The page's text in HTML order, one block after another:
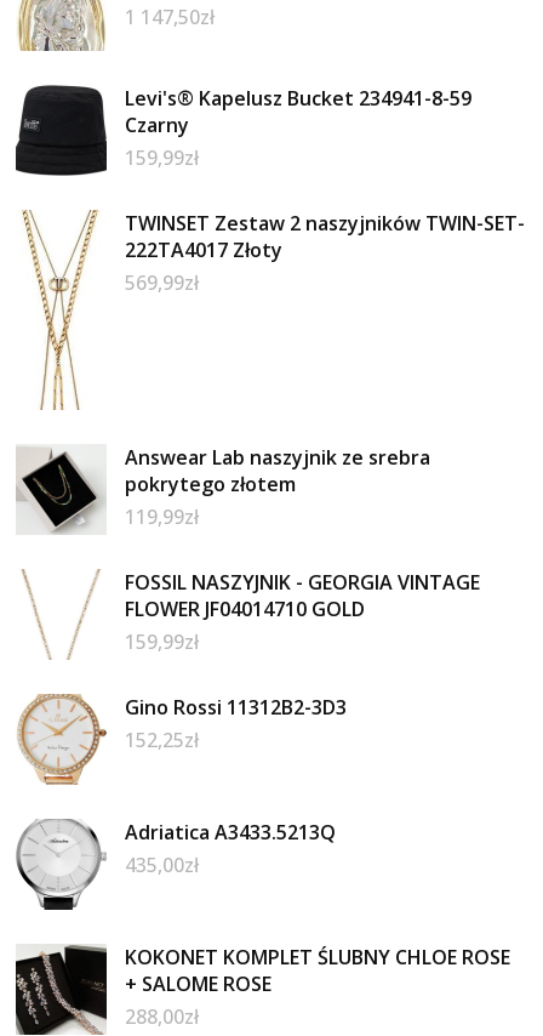
1 147,50zł
Levi's® Kapelusz Bucket 234941-8-59
Czarny
159,99zł
TWINSET Zestaw 2 naszyjników TWIN-SET-
222TA4017 Złoty
569,99zł
Answear Lab naszyjnik ze srebra
pokrytego złotem
119,99zł
FOSSIL NASZYJNIK - GEORGIA VINTAGE
FLOWER JF04014710 GOLD
159,99zł
Gino Rossi 11312B2-3D3
152,25zł
Adriatica A3433.5213Q
435,00zł
KOKONET KOMPLET ŚLUBNY CHLOE ROSE
+ SALOME ROSE
288,00zł